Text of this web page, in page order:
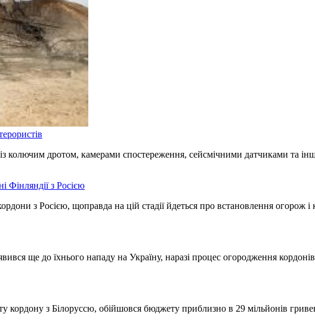
із колючим дротом, камерами спостереження, сейсмічними датчиками та
Фінляндії з Росією
з Росією, щоправда на цій стадії йдеться про встановлення огорож і
ще до їхнього нападу на Україну, наразі процес огородження
кордону з Білоруссю, обійшовся бюджету приблизно в 29 мільйонів